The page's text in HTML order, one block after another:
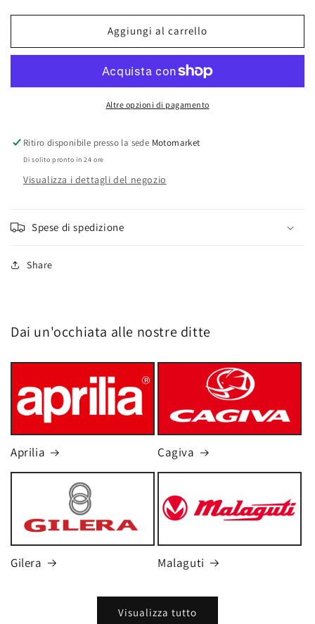
Honda
posteriori
Honda
XL500S
Aggiungi al carrello
Altre opzioni di pagamento
Ritiro disponibile presso la sede Motomarket
Di solito pronto in 24 ore
Visualizza i dettagli del negozio
Spese di spedizione
Share
Dai un'occhiata alle nostre ditte
Aprilia Cagiva
Gilera Malaguti
Visualizza tutto